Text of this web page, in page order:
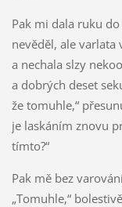
Pak mi dala ruku
nevěděl, ale varlata
a nechala slzy
a dobrých deset
že tomuhle,“
je laskáním znovu
tímto?“
Pak mě bez
„Tomuhle,“